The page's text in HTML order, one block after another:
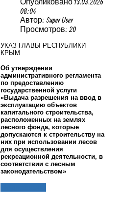
08:04
Автор: Super User
Просмотров: 20
УКАЗ ГЛАВЫ РЕСПУБЛИКИ
КРЫМ
Об утверждении
административного регламента
по предоставлению
государственной услуги
«Выдача разрешения на ввод в
эксплуатацию объектов
капитального строительства,
расположенных на землях
лесного фонда, которые
допускаются к строительству на
них при использовании лесов
для осуществления
рекреационной деятельности, в
соответствии с лесным
законодательством»